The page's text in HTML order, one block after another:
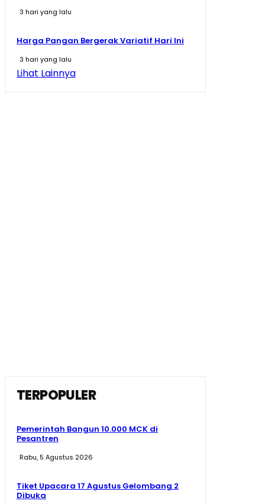
3 hari yang lalu
Harga Pangan Bergerak Variatif Hari Ini
3 hari yang lalu
Lihat Lainnya
TERPOPULER
Pemerintah Bangun 10.000 MCK di
Pesantren
Rabu, 5 Agustus 2026
Tiket Upacara 17 Agustus Gelombang 2
Dibuka